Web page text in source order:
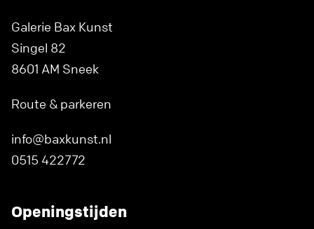
Galerie Bax Kunst
Singel 82
8601 AM Sneek
Route & parkeren
info@baxkunst.nl
0515 422772
Openingstijden